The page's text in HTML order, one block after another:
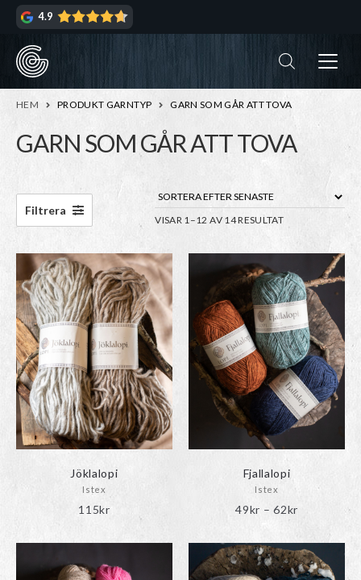
Hoppa
navigering
Hoppa
innehåll
4.9
HEM PRODUKT GARNTYP GARN SOM GÅR ATT TOVA
GARN SOM GÅR ATT TOVA
VISAR 1–12 AV 14 RESULTATSORTERA
Filtrera
Jöklalopi
Istex
115kr
Fjallalopi
Istex
49kr – 62kr
till
62kr